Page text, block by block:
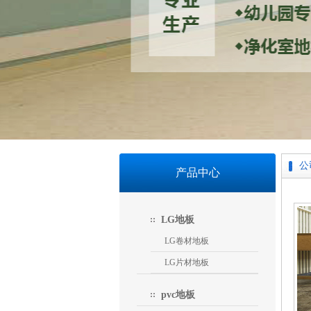
产品中心
LG地板
LG卷材地板
LG片材地板
pvc地板
公